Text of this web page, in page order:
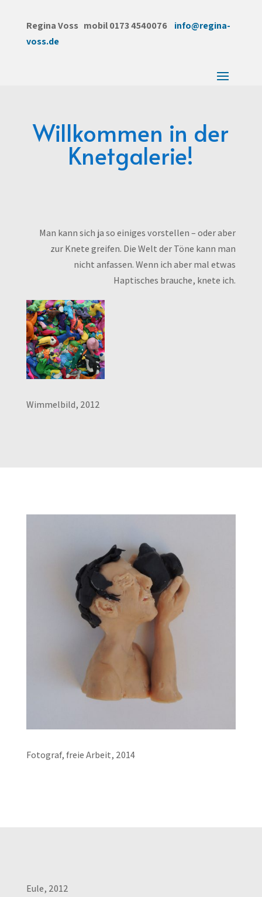
Regina Voss mobil 0173 4540076 info@regina-
voss.de
Willkommen in der
Knetgalerie!
Man kann sich ja so einiges vorstellen – oder aber
zur Knete greifen. Die Welt der Töne kann man
nicht anfassen. Wenn ich aber mal etwas
Haptisches brauche, knete ich.
Wimmelbild, 2012
Fotograf, freie Arbeit, 2014
Eule, 2012